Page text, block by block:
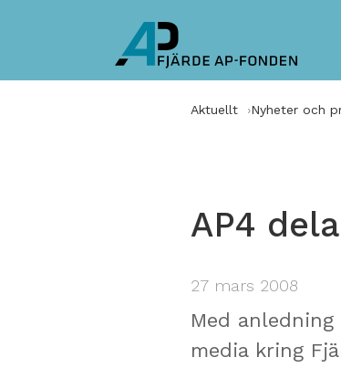
Aktuellt Nyheter och
AP4
27 mars 2008
Med
media kring